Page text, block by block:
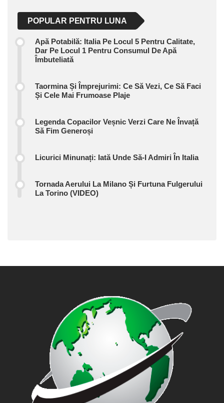
POPULAR PENTRU LUNA
Apă Potabilă: Italia Pe Locul 5 Pentru Calitate,
Dar Pe Locul 1 Pentru Consumul De Apă
Îmbuteliată
Taormina Și Împrejurimi: Ce Să Vezi, Ce Să Faci
Și Cele Mai Frumoase Plaje
Legenda Copacilor Veșnic Verzi Care Ne Învață
Să Fim Generoși
Licurici Minunați: Iată Unde Să-I Admiri În Italia
Tornada Aerului La Milano Și Furtuna Fulgerului
La Torino (VIDEO)